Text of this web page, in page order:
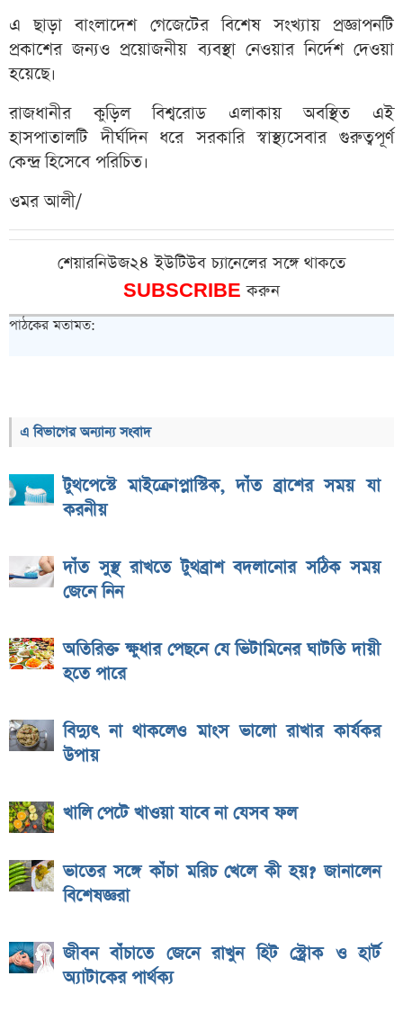
এ ছাড়া বাংলাদেশ গেজেটের বিশেষ সংখ্যায় প্রজ্ঞাপনটি
প্রকাশের জন্যও প্রয়োজনীয় ব্যবস্থা নেওয়ার নির্দেশ দেওয়া
হয়েছে।
রাজধানীর কুড়িল বিশ্বরোড এলাকায় অবস্থিত এই
হাসপাতালটি দীর্ঘদিন ধরে সরকারি স্বাস্থ্যসেবার গুরুত্বপূর্ণ
কেন্দ্র হিসেবে পরিচিত।
ওমর আলী/
শেয়ারনিউজ২৪ ইউটিউব চ্যানেলের সঙ্গে থাকতে
SUBSCRIBEকরুন
পাঠকের মতামত:
এ বিভাগের অন্যান্য সংবাদ
টুথপেস্টে মাইক্রোপ্লাস্টিক, দাঁত ব্রাশের সময় যা
করনীয়
দাঁত সুস্থ রাখতে টুথব্রাশ বদলানোর সঠিক সময়
জেনে নিন
অতিরিক্ত ক্ষুধার পেছনে যে ভিটামিনের ঘাটতি দায়ী
হতে পারে
বিদ্যুৎ না থাকলেও মাংস ভালো রাখার কার্যকর
উপায়
খালি পেটে খাওয়া যাবে না যেসব ফল
ভাতের সঙ্গে কাঁচা মরিচ খেলে কী হয়? জানালেন
বিশেষজ্ঞরা
জীবন বাঁচাতে জেনে রাখুন হিট স্ট্রোক ও হার্ট
অ্যাটাকের পার্থক্য